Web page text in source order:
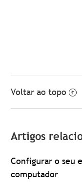
Voltar ao topo
Artigos
Configurar o seu
computador